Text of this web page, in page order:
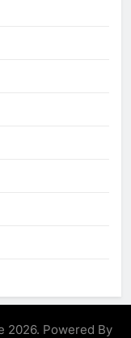
2026. Powered By